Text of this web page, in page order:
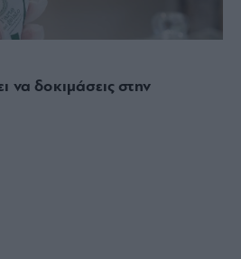
να δοκιμάσεις στην